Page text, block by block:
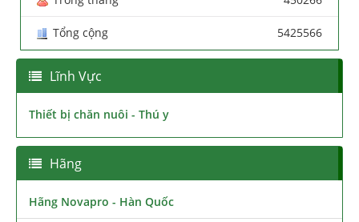
Tổng cộng 5425566
Lĩnh Vực
Thiết bị chăn nuôi - Thú y
Hãng
Hãng Novapro - Hàn Quốc